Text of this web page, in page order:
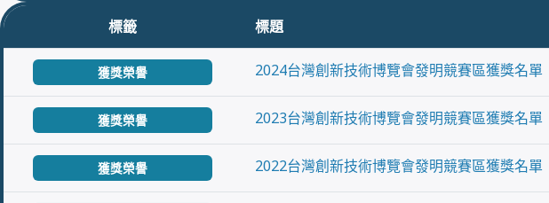
標籤 標題
獲獎榮譽 2024台灣創新技術博覽會發明競賽區獲獎名單
獲獎榮譽 2023台灣創新技術博覽會發明競賽區獲獎名單
獲獎榮譽 2022台灣創新技術博覽會發明競賽區獲獎名單